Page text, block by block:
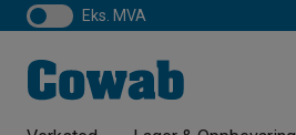
eks. MVA